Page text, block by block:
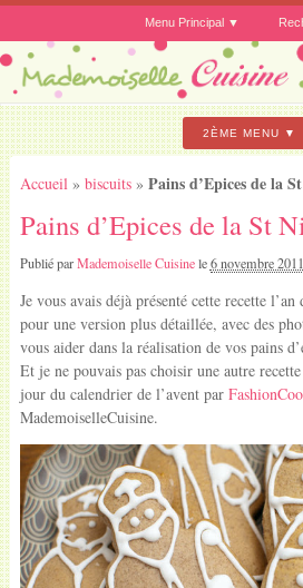
Menu Principal
2ÈME MENU
Accueil » biscuits» Pains d’Epices de la
Pains d’Epices de la St
Publié parMademoiselle Cuisinele6 novembre 2011
Je vous avais déjà présenté cette recette
pour une version plus détaillée, avec des
vous aider dans la réalisation de vos pains
Et je ne pouvais pas choisir une autre
jour du calendrier de l’avent par
MademoiselleCuisine.